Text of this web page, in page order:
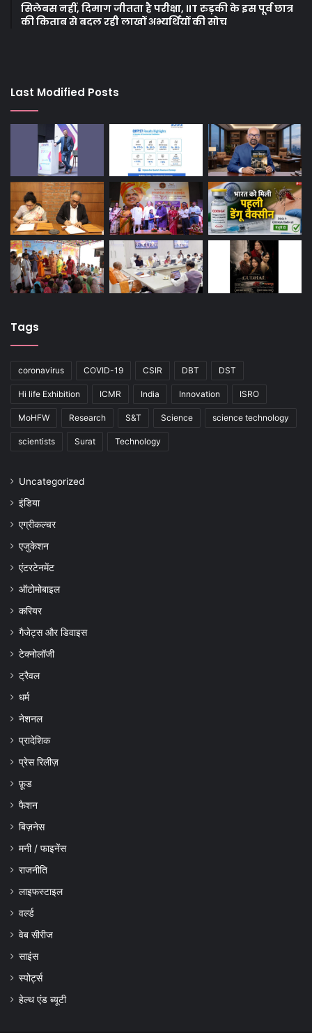
सिलेबस नहीं, दिमाग जीतता है परीक्षा, IIT रुड़की के इस पूर्व छात्र
की किताब से बदल रही लाखों अभ्यर्थियों की सोच
Last Modified Posts
Tags
coronavirus COVID-19 CSIR DBT DST
Hi life Exhibition ICMR India Innovation ISRO
MoHFW Research S&T Science science technology
scientists Surat Technology
Uncategorized
इंडिया
एग्रीकल्चर
एजुकेशन
एंटरटेनमेंट
ऑटोमोबाइल
करियर
गैजेट्स और डिवाइस
टेक्नोलॉजी
ट्रैवल
धर्म
नेशनल
प्रादेशिक
प्रेस रिलीज़
फ़ूड
फैशन
बिज़नेस
मनी / फाइनेंस
राजनीति
लाइफस्टाइल
वर्ल्ड
वेब सीरीज
साइंस
स्पोर्ट्स
हेल्थ एंड ब्यूटी